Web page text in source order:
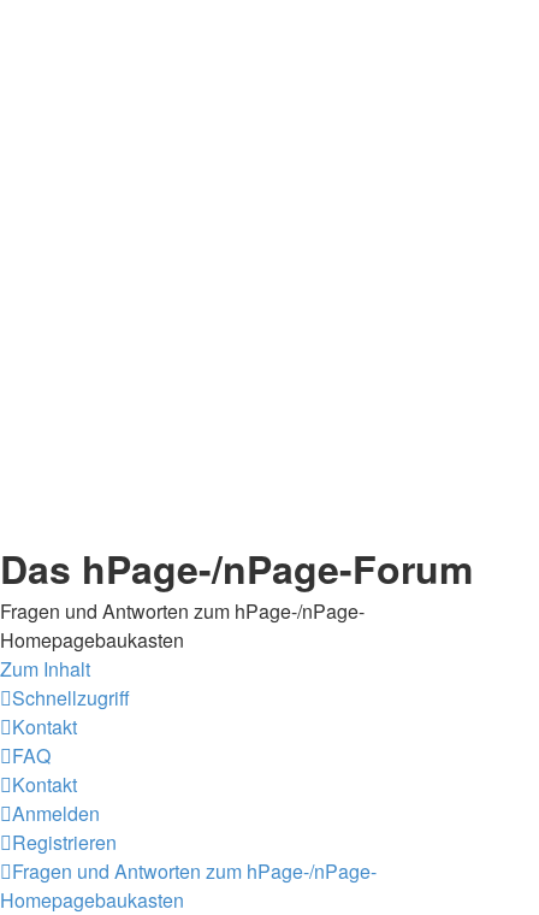
Das hPage-/nPage-Forum
Fragen und Antworten zum hPage-/nPage-
Homepagebaukasten
Zum Inhalt
Schnellzugriff
Kontakt
FAQ
Kontakt
Anmelden
Registrieren
Fragen und Antworten zum hPage-/nPage-
Homepagebaukasten